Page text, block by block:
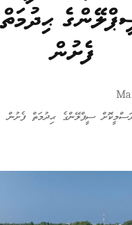
ޙިދުމަތް
ފެށުން
ސީޕްލޭންގެ ޙިދުމަތް ފެށުން